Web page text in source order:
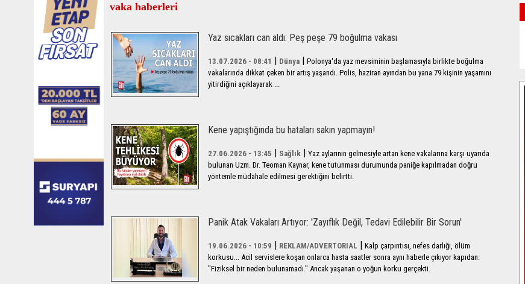
vaka haberleri
Yaz sıcakları can aldı: Peş peşe 79 boğulma vakası
13.07.2026 - 08:41 | Dünya | Polonya'da yaz mevsiminin başlamasıyla birlikte boğulma
vakalarında dikkat çeken bir artış yaşandı. Polis, haziran ayından bu yana 79 kişinin yaşamını
yitirdiğini açıklayarak ...
Kene yapıştığında bu hataları sakın yapmayın!
27.06.2026 - 13:45 | Sağlık | Yaz aylarının gelmesiyle artan kene vakalarına karşı uyarıda
bulunan Uzm. Dr. Teoman Kaynar, kene tutunması durumunda paniğe kapılmadan doğru
yöntemle müdahale edilmesi gerektiğini belirtti.
Panik Atak Vakaları Artıyor: 'Zayıflık Değil, Tedavi Edilebilir Bir Sorun'
19.06.2026 - 10:59 | REKLAM/ADVERTORIAL | Kalp çarpıntısı, nefes darlığı, ölüm
korkusu... Acil servislere koşan onlarca hasta saatler sonra aynı haberle çıkıyor kapıdan:
"Fiziksel bir neden bulunamadı." Ancak yaşanan o yoğun korku gerçekti.